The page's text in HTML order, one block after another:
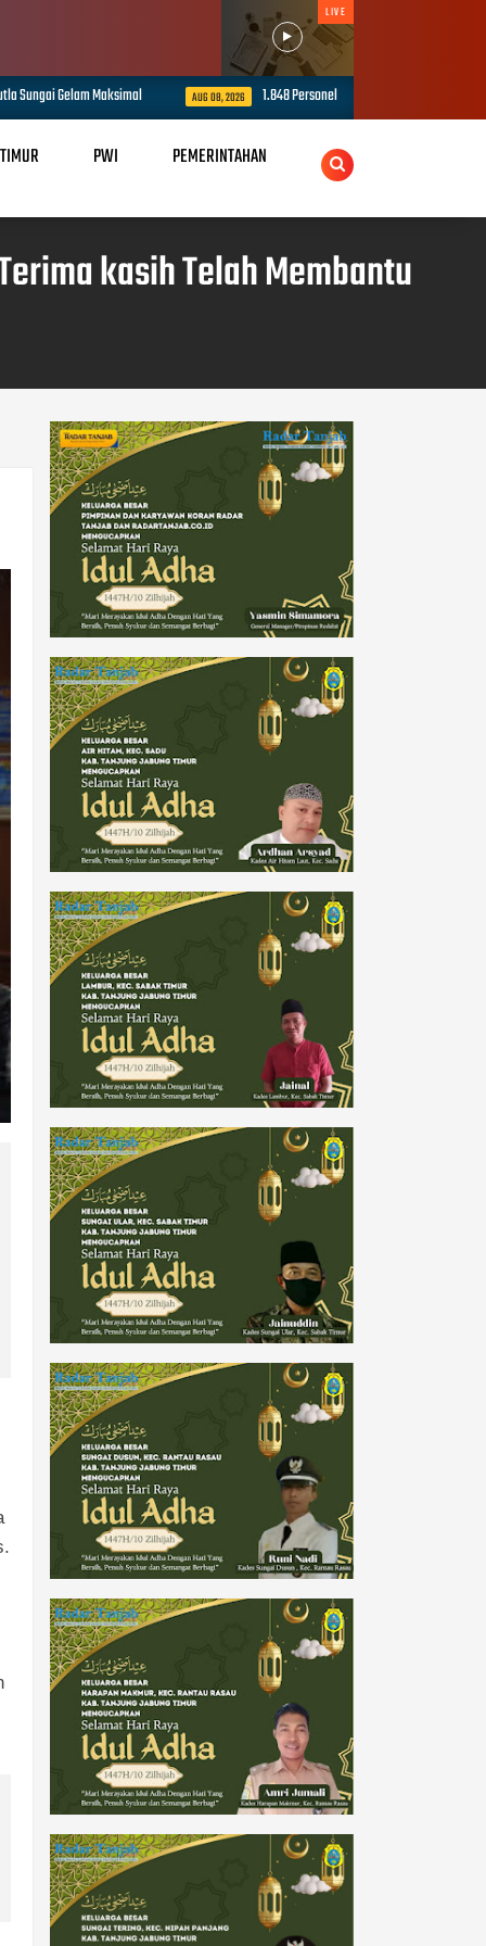
LIVE
AUG 08, 2026 1.848 Personel Gabungan Disiapkan Amankan Presisi Merdeka
PWI PEMERINTAHAN
kasih Telah Membantu